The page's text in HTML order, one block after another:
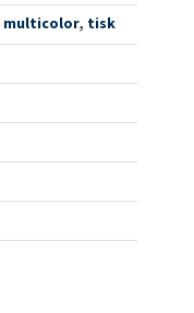
multicolor, tisk